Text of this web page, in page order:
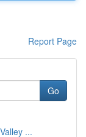
Report Page
Go
...